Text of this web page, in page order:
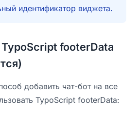
идентификатор виджета.
footerData
добавить чат-бот на все
TypoScript footerData: